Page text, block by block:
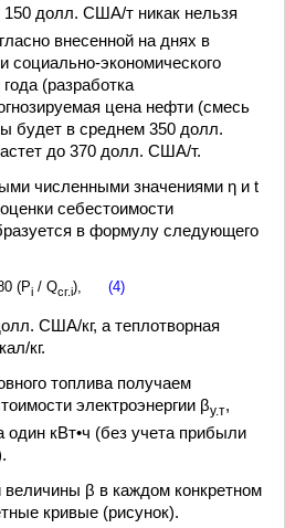
150 долл. США/т никак нельзя
внесенной на днях в
социально-экономического
(разработка
цена нефти (смесь
будет в среднем 350 долл.
до 370 долл. США/т.
численными значениями η и t
себестоимости
в формулу следующего
(Рi/ Qсг.i), (4)
США/кг, а теплотворная
кг.
топлива получаем
электроэнергии βу.т,
кВт•ч (без учета прибыли
β в каждом конкретном
кривые (рисунок).